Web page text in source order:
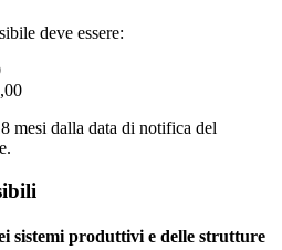
deve essere:
mesi dalla data di notifica del
sistemi produttivi e delle strutture